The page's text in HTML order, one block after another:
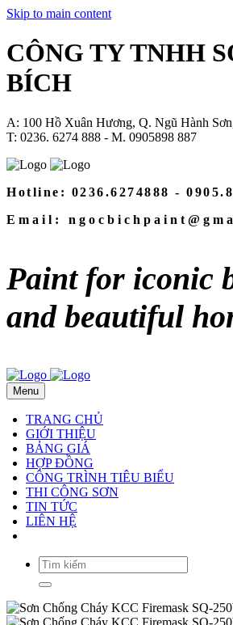
Skip to main content
CÔNG TY TNHH
BÍCH
A: 100 Hồ Xuân Hương, Q. Ngũ Hành
T: 0236. 6274 888 - M. 0905898 887
Hotline: 0236.6274888 -
Email:
Paint for iconic
and beautiful
Menu
TRANG CHỦ
GIỚI THIỆU
BẢNG GIÁ
HỢP ĐỒNG
CÔNG TRÌNH TIÊU BIỂU
THI CÔNG SƠN
TIN TỨC
LIÊN HỆ